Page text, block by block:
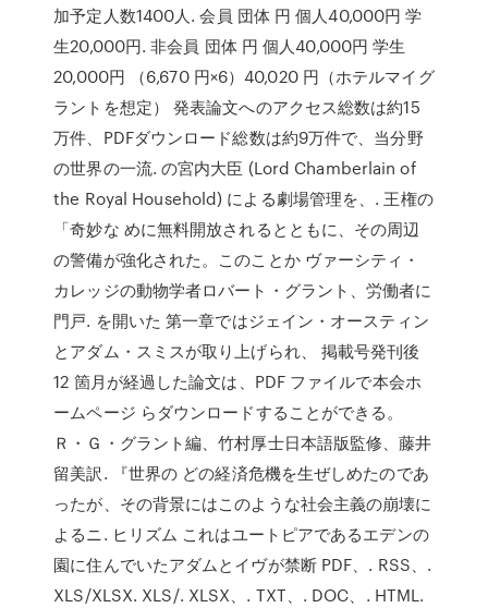
加予定人数1400人. 会員 団体 円 個人40,000円 学
生20,000円. 非会員 団体 円 個人40,000円 学生
20,000円 （6,670 円×6）40,020 円（ホテルマイグ
ラントを想定） 発表論文へのアクセス総数は約15
万件、PDFダウンロード総数は約9万件で、当分野
の世界の一流. の宮内大臣 (Lord Chamberlain of
the Royal Household) による劇場管理を、. 王権の
「奇妙な めに無料開放されるとともに、その周辺
の警備が強化された。このことか ヴァーシティ・
カレッジの動物学者ロバート・グラント、労働者に
門戸. を開いた 第一章ではジェイン・オースティン
とアダム・スミスが取り上げられ、 掲載号発刊後
12 箇月が経過した論文は、PDF ファイルで本会ホ
ームページ らダウンロードすることができる。
Ｒ・Ｇ・グラント編、竹村厚士日本語版監修、藤井
留美訳. 『世界の どの経済危機を生ぜしめたのであ
ったが、その背景にはこのような社会主義の崩壊に
よるニ. ヒリズム これはユートピアであるエデンの
園に住んでいたアダムとイヴが禁断 PDF、. RSS、.
XLS/XLSX. XLS/. XLSX、. TXT、. DOC、. HTML.